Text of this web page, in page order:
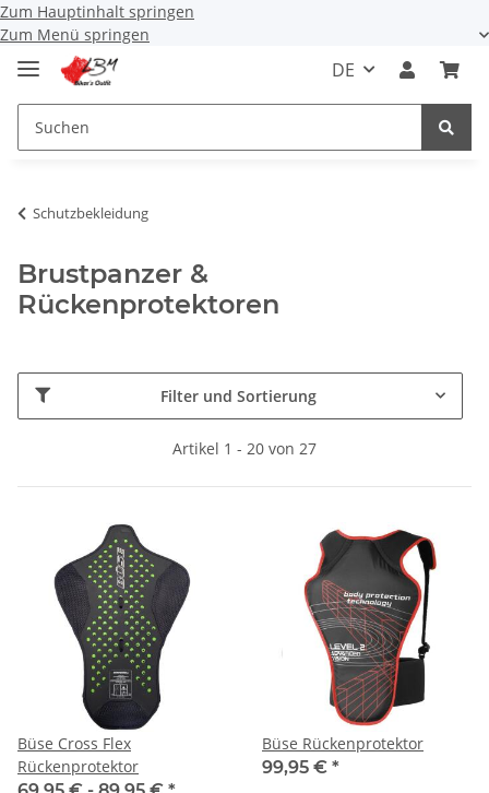
Zum Hauptinhalt springen
Zum Menü springen
DE
Schutzbekleidung
Brustpanzer &
Rückenprotektoren
Filter und Sortierung
Artikel 1 - 20 von 27
Büse Cross Flex
Rückenprotektor
Büse Rückenprotektor
99,95 € *